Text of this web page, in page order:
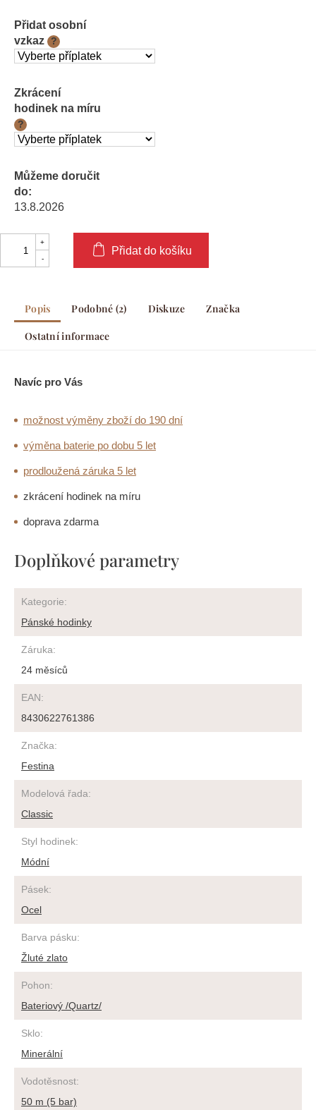
Přidat osobní
vzkaz
?
Zkrácení
hodinek na míru
?
Můžeme doručit
do:
13.8.2026
Přidat do košíku
Popis Podobné (2) Diskuze Značka
Ostatní informace
Navíc pro Vás
možnost výměny zboží do 190 dní
výměna baterie po dobu 5 let
prodloužená záruka 5 let
zkrácení hodinek na míru
doprava zdarma
Doplňkové parametry
Kategorie:
Pánské hodinky
Záruka:
24 měsíců
EAN:
8430622761386
Značka:
Festina
Modelová řada:
Classic
Styl hodinek:
Módní
Pásek:
Ocel
Barva pásku:
Žluté zlato
Pohon:
Bateriový /Quartz/
Sklo:
Minerální
Vodotěsnost:
50 m (5 bar)